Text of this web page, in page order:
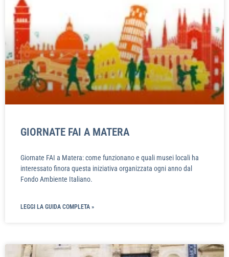
GIORNATE FAI A MATERA
Giornate FAI a Matera: come funzionano e quali musei locali ha
interessato finora questa iniziativa organizzata ogni anno dal
Fondo Ambiente Italiano.
LEGGI LA GUIDA COMPLETA »